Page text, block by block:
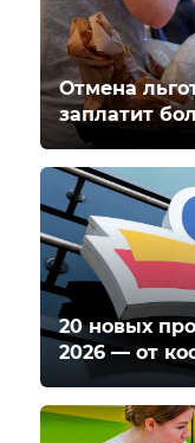
Отмена
заплатит
20 новых
2026 — от